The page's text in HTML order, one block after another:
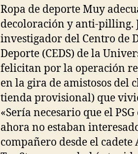
Ropa de deporte Muy
decoloración y anti-pilling.
investigador del Centro de
Deporte (CEDS) de la
felicitan por la operación
en la gira de amistosos del
tienda provisional) que
«Sería necesario que el
ahora no estaban
compañero desde el